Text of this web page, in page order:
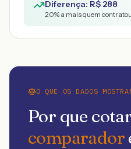
Diferença: R$ 288
20% a mais quem
O QUE OS DADOS
Por que
comparador